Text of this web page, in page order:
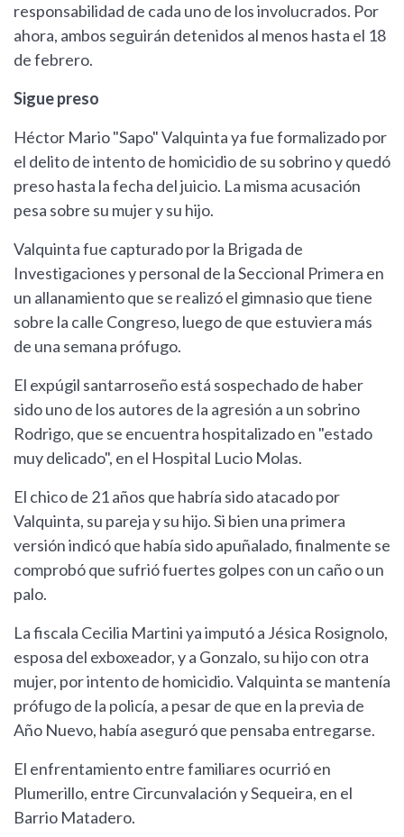
responsabilidad de cada uno de los involucrados. Por
ahora, ambos seguirán detenidos al menos hasta el 18
de febrero.
Sigue preso
Héctor Mario "Sapo" Valquinta ya fue formalizado por
el delito de intento de homicidio de su sobrino y quedó
preso hasta la fecha del juicio. La misma acusación
pesa sobre su mujer y su hijo.
Valquinta fue capturado por la Brigada de
Investigaciones y personal de la Seccional Primera en
un allanamiento que se realizó el gimnasio que tiene
sobre la calle Congreso, luego de que estuviera más
de una semana prófugo.
El expúgil santarroseño está sospechado de haber
sido uno de los autores de la agresión a un sobrino
Rodrigo, que se encuentra hospitalizado en "estado
muy delicado", en el Hospital Lucio Molas.
El chico de 21 años que habría sido atacado por
Valquinta, su pareja y su hijo. Si bien una primera
versión indicó que había sido apuñalado, finalmente se
comprobó que sufrió fuertes golpes con un caño o un
palo.
La fiscala Cecilia Martini ya imputó a Jésica Rosignolo,
esposa del exboxeador, y a Gonzalo, su hijo con otra
mujer, por intento de homicidio. Valquinta se mantenía
prófugo de la policía, a pesar de que en la previa de
Año Nuevo, había aseguró que pensaba entregarse.
El enfrentamiento entre familiares ocurrió en
Plumerillo, entre Circunvalación y Sequeira, en el
Barrio Matadero.